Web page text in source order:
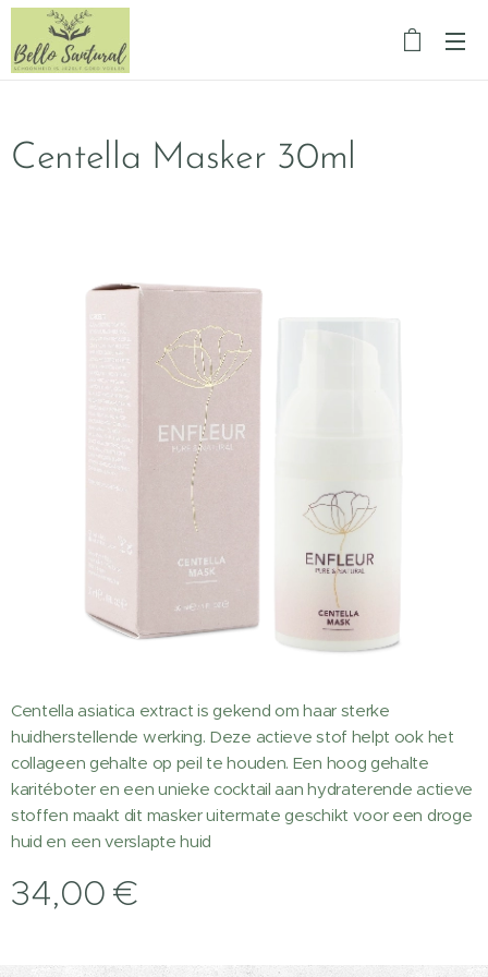
Centella Masker 30ml
Centella asiatica extract is gekend om haar sterke
huidherstellende werking. Deze actieve stof helpt ook het
collageen gehalte op peil te houden. Een hoog gehalte
karitéboter en een unieke cocktail aan hydraterende actieve
stoffen maakt dit masker uitermate geschikt voor een droge
huid en een verslapte huid
34,00 €